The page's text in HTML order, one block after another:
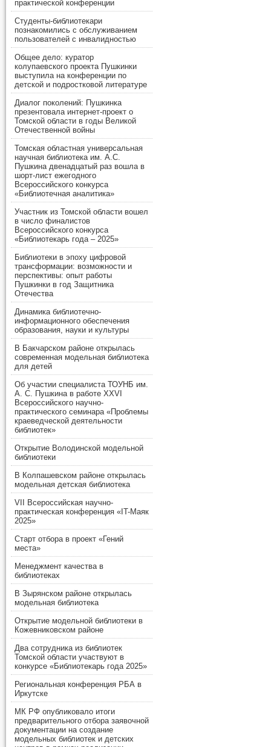
практической конференции
Студенты-библиотекари
познакомились с обслуживанием
пользователей с инвалидностью
Общее дело: куратор
колупаевского проекта Пушкинки
выступила на конференции по
детской и подростковой литературе
Диалог поколений: Пушкинка
презентовала интернет-проект о
Томской области в годы Великой
Отечественной войны
Томская областная универсальная
научная библиотека им. А.С.
Пушкина двенадцатый раз вошла в
шорт-лист ежегодного
Всероссийского конкурса
«Библиотечная аналитика»
Участник из Томской области вошел
в число финалистов
Всероссийского конкурса
«Библиотекарь года – 2025»
Библиотеки в эпоху цифровой
трансформации: возможности и
перспективы: опыт работы
Пушкинки в год Защитника
Отечества
Динамика библиотечно-
информационного обеспечения
образования, науки и культуры
В Бакчарском районе открылась
современная модельная библиотека
для детей
Об участии специалиста ТОУНБ им.
А. С. Пушкина в работе XXVI
Всероссийского научно-
практического семинара «Проблемы
краеведческой деятельности
библиотек»
Открытие Володинской модельной
библиотеки
В Колпашевском районе открылась
модельная детская библиотека
VII Всероссийская научно-
практическая конференция «IT-Маяк
2025»
Старт отбора в проект «Гений
места»
Менеджмент качества в
библиотеках
В Зырянском районе открылась
модельная библиотека
Открытие модельной библиотеки в
Кожевниковском районе
Два сотрудника из библиотек
Томской области участвуют в
конкурсе «Библиотекарь года 2025»
Региональная конференция РБА в
Иркутске
МК РФ опубликовало итоги
предварительного отбора заявочной
документации на создание
модельных библиотек и детских